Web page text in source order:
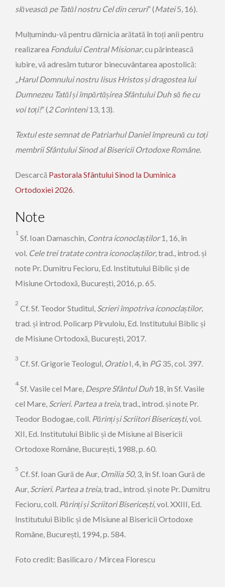
slăvească pe Tatăl nostru Cel din ceruri” (Matei5, 16).
Mulțumindu-vă pentru dărnicia arătată în toți anii pentru
realizarea Fondului Central Misionar, cu părintească
iubire, vă adresăm tuturor binecuvântarea apostolică:
„Harul Domnului nostru Iisus Hristos și dragostea lui
Dumnezeu Tatăl și împărtășirea Sfântului Duh să fie cu
voi toți!” (2 Corinteni13, 13).
Textul este semnat de Patriarhul Daniel împreună cu toți
membrii Sfântului Sinod al Bisericii Ortodoxe Române.
Descarcă Pastorala Sfântului Sinod la Duminica
Ortodoxiei 2026.
Note
1
Sf. Ioan Damaschin, Contra iconoclaștilor1, 16, în
vol. Cele trei tratate contra icono­claș­tilor, trad., introd. și
note Pr. Dumitru Fecioru, Ed. Institutului Biblic și de
Misiune Ortodoxă, București, 2016, p. 65.
2
Cf. Sf. Teodor Studitul, Scrieri împotriva iconoclaștilor,
trad. și introd. Policarp Pîrvuloiu, Ed. Institutului Biblic și
de Misiune Ortodoxă, București, 2017.
3
Cf. Sf. Grigorie Teologul, OratioI, 4, în PG35, col. 397.
4
Sf. Vasile cel Mare, Despre Sfântul Duh18, în Sf. Vasile
cel Mare, Scrieri. Partea a treia, trad., introd. și note Pr.
Teodor Bodogae, coll. Părinți și Scriitori Bisericești, vol.
XII, Ed. Institutului Biblic și de Misiune al Bisericii
Ortodoxe Române, București, 1988, p. 60.
5
Cf. Sf. Ioan Gură de Aur, Omilia 50, 3, în Sf. Ioan Gură de
Aur, Scrieri. Partea a treia, trad., introd. și note Pr. Dumitru
Fecioru, coll. Părinți și Scriitori Bisericești, vol. XXIII, Ed.
Institutului Biblic și de Misiune al Bisericii Ortodoxe
Române, București, 1994, p. 584.
Foto credit: Basilica.ro / Mircea Florescu